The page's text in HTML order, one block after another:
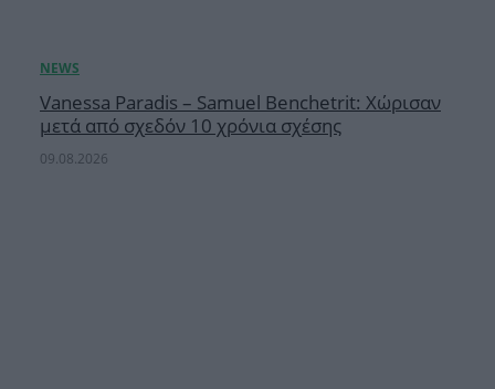
Vanessa Paradis – Samuel Benchetrit: Χώρισαν
μετά από σχεδόν 10 χρόνια σχέσης
09.08.2026